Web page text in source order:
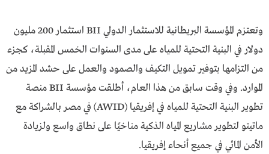
وتعتزم المؤسسة البريطانية للاستثمار الدولي BII استثمار 200 مليون
دولار في البنية التحتية للمياه على مدى السنوات الخمس المقبلة، كجزء
من التزامها بتوفير تمويل التكيف والصمود والعمل على حشد المزيد من
الموارد. وفي وقت سابق من هذا العام، أطلقت مؤسسة BII منصة
تطوير البنية التحتية للمياه في إفريقيا (AWID) في مصر بالشراكة مع
ماتيتو لتطوير مشاريع المياه الذكية مناخيًا على نطاق واسع ولزيادة
الأمن المائي في جميع أنحاء إفريقيا.